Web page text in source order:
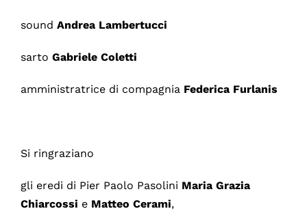
sound Andrea Lambertucci
sarto Gabriele Coletti
amministratrice di compagnia Federica Furlanis
Si ringraziano
gli eredi di Pier Paolo Pasolini Maria Grazia
Chiarcossi e Matteo Cerami,